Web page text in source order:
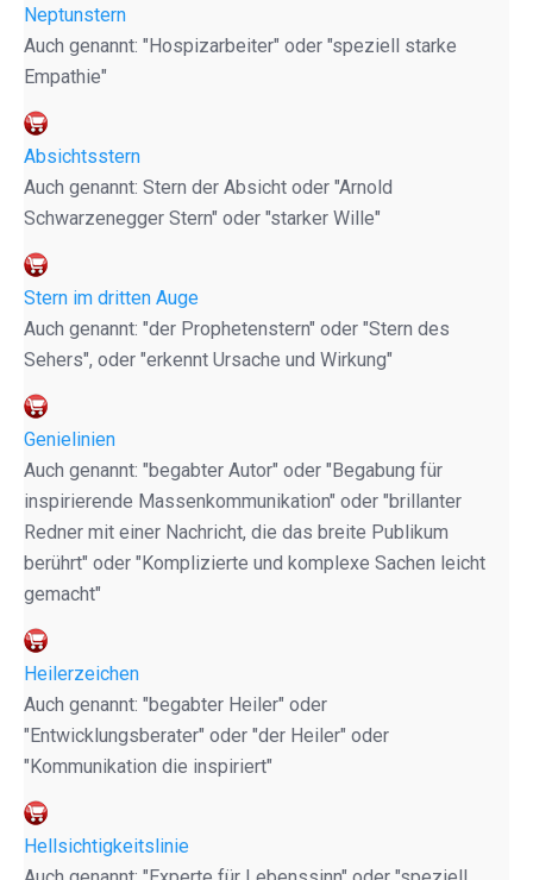
Neptunstern
Auch genannt: "Hospizarbeiter" oder "speziell starke
Empathie"
Absichtsstern
Auch genannt: Stern der Absicht oder "Arnold
Schwarzenegger Stern" oder "starker Wille"
Stern im dritten Auge
Auch genannt: "der Prophetenstern" oder "Stern des
Sehers", oder "erkennt Ursache und Wirkung"
Genielinien
Auch genannt: "begabter Autor" oder "Begabung für
inspirierende Massenkommunikation" oder "brillanter
Redner mit einer Nachricht, die das breite Publikum
berührt" oder "Komplizierte und komplexe Sachen leicht
gemacht"
Heilerzeichen
Auch genannt: "begabter Heiler" oder
"Entwicklungsberater" oder "der Heiler" oder
"Kommunikation die inspiriert"
Hellsichtigkeitslinie